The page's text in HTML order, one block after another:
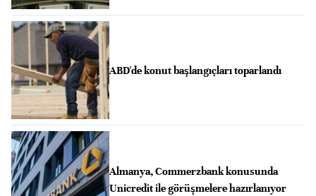
ABD'de konut başlangıçları toparlandı
Almanya, Commerzbank konusunda
Unicredit ile görüşmelere hazırlanıyor